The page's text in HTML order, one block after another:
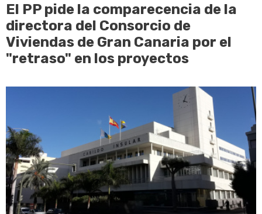
El PP pide la comparecencia de la
directora del Consorcio de
Viviendas de Gran Canaria por el
"retraso" en los proyectos